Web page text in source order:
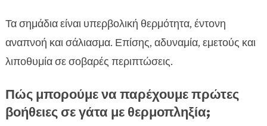
Τα σημάδια είναι υπερβολική θερμότητα, έντονη
αναπνοή και σάλιασμα. Επίσης, αδυναμία, εμετούς και
λιποθυμία σε σοβαρές περιπτώσεις.
Πώς μπορούμε να παρέχουμε πρώτες
βοήθειες σε γάτα με θερμοπληξία;